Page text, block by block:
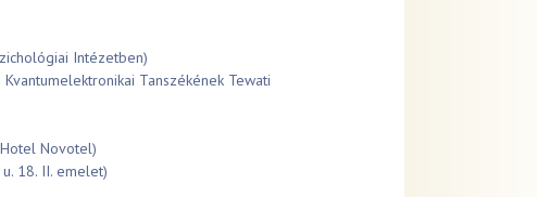
Intézetben)
Tanszékének Tewati
Novotel)
18. II. emelet)